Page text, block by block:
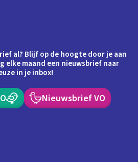
al? Blijf op de hoogte door je aan
elke maand een nieuwsbrief naar
in je inbox!
Nieuwsbrief VO